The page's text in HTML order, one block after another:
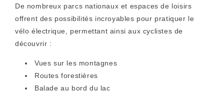
De nombreux parcs nationaux et espaces de loisirs
offrent des possibilités incroyables pour pratiquer le
vélo électrique, permettant ainsi aux cyclistes de
découvrir :
Vues sur les montagnes
Routes forestières
Balade au bord du lac